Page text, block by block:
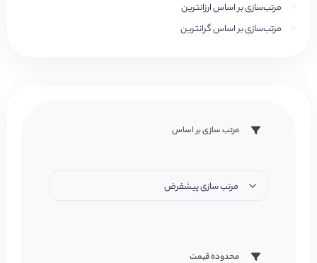
مرتب‌سازی بر اساس ارزانترین
مرتب‌سازی بر اساس گرانترین
مرتب سازی بر اساس
مرتب سازی پیشفرض
محدوده قیمت